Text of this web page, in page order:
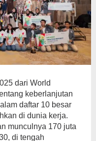
dari World
keberlanjutan
daftar 10 besar
di dunia kerja.
munculnya 170 juta
di tengah